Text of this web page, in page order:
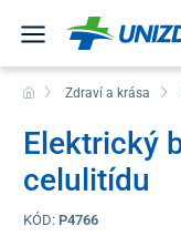
Zdraví a krása
Elektrický
celulitídu
KÓD: P4766